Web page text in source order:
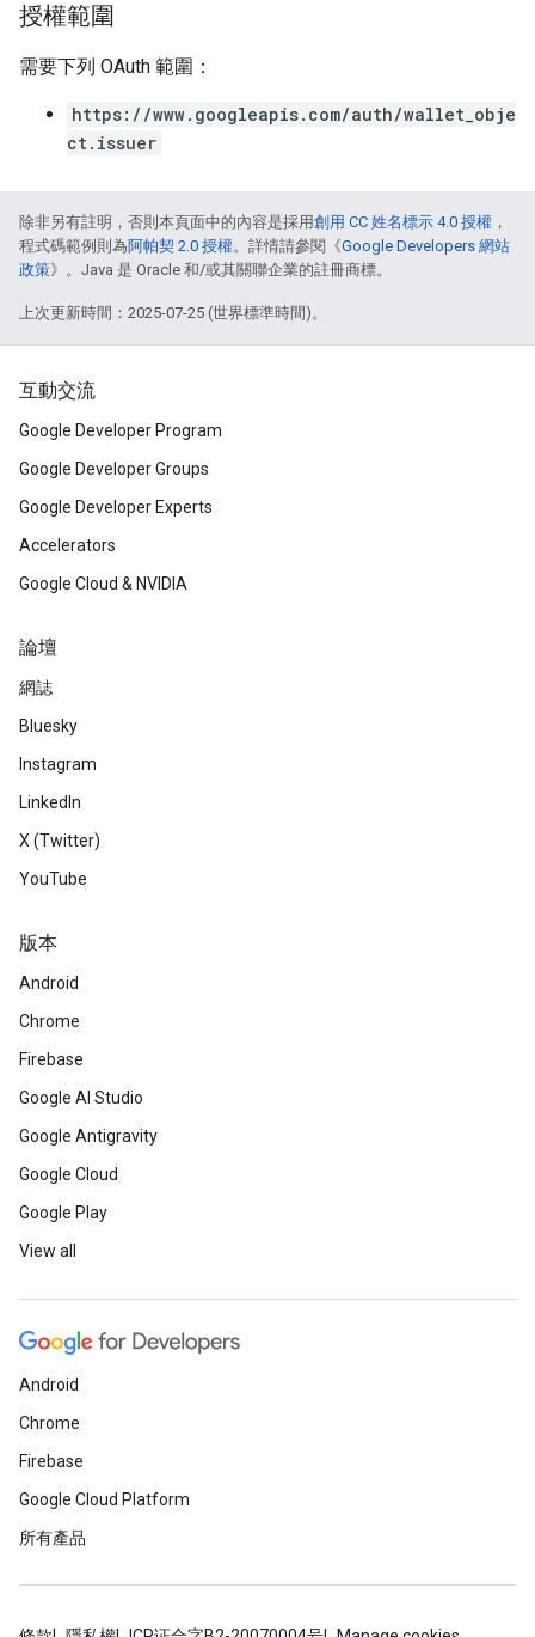
授權範圍
需要下列 OAuth 範圍：
https://www.googleapis.com/auth/wallet_obje
ct.issuer
除非另有註明，否則本頁面中的內容是採用創用 CC 姓名標示 4.0 授權 ，
程式碼範例則為阿帕契 2.0 授權。詳情請參閱《Google Developers 網站
政策》。Java 是 Oracle 和/或其關聯企業的註冊商標。
上次更新時間：2025-07-25 (世界標準時間)。
互動交流
Google Developer Program
Google Developer Groups
Google Developer Experts
Accelerators
Google Cloud & NVIDIA
論壇
網誌
Bluesky
Instagram
LinkedIn
X (Twitter)
YouTube
版本
Android
Chrome
Firebase
Google AI Studio
Google Antigravity
Google Cloud
Google Play
View all
Android
Chrome
Firebase
Google Cloud Platform
所有產品